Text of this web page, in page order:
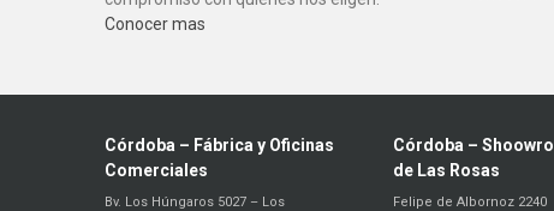
Conocer mas
Córdoba – Fábrica y Oficinas
Comerciales
Bv. Los Húngaros 5027 – Los
Córdoba –
de Las Rosas
Felipe de Albornoz 2240